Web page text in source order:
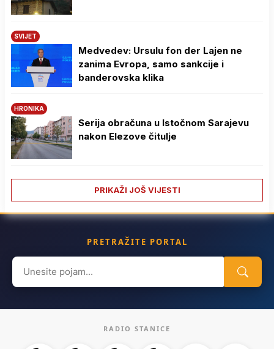
SVIJET
Medvedev: Ursulu fon der Lajen ne
zanima Evropa, samo sankcije i
banderovska klika
HRONIKA
Serija obračuna u Istočnom Sarajevu
nakon Elezove čitulje
PRIKAŽI JOŠ VIJESTI
PRETRAŽITE PORTAL
Search
for:
RADIO STANICE